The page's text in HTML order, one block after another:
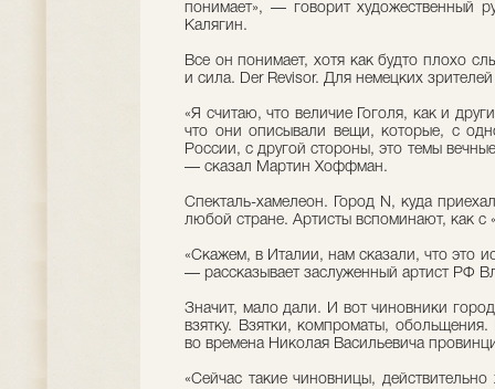
понимает», — говорит художественный
Калягин.
Все он понимает, хотя как будто плохо
и сила. Der Revisor. Для немецких
«Я считаю, что величие Гоголя, как и
что они описывали вещи, которые, с
России, с другой стороны, это темы
— сказал Мартин Хоффман.
Спекталь-хамелеон. Город N, куда
любой стране. Артисты вспоминают, как с
«Скажем, в Италии, нам сказали, что это
— рассказывает заслуженный артист РФ
Значит, мало дали. И вот чиновники
взятку. Взятки, компроматы,
во времена Николая Васильевича
«Сейчас такие чиновницы,